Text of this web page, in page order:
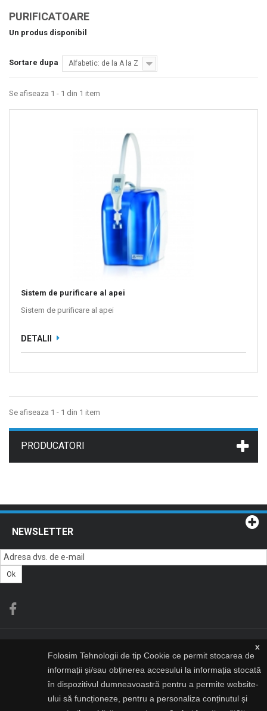
PURIFICATOARE
Un produs disponibil
Sortare dupa Alfabetic: de la A la Z
Se afiseaza 1 - 1 din 1 item
Sistem de purificare al apei
Sistem de purificare al apei
DETALII
Se afiseaza 1 - 1 din 1 item
PRODUCATORI
NEWSLETTER
Ok
INFORMATII
x
Folosim Tehnologii de tip Cookie ce permit stocarea de
informații și/sau obținerea accesului la informația stocată
în dispozitivul dumneavoastră pentru a permite website-
ului să funcționeze, pentru a personaliza conținutul și